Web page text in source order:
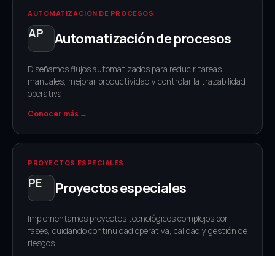
AUTOMATIZACIÓN DE PROCESOS
Automatización de procesos
Diseñamos flujos automatizados para reducir tareas
manuales, mejorar productividad y controlar la trazabilidad
operativa.
Conocer más →
PROYECTOS ESPECIALES
Proyectos especiales
Implementamos proyectos tecnológicos complejos por
fases, cuidando continuidad operativa, calidad y gestión de
riesgos.